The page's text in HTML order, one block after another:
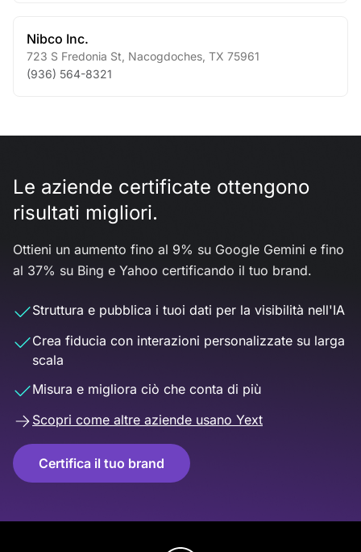
Nibco Inc.
723 S Fredonia St Nacogdoches TX 75961
(936) 564-8321
Le aziende certificate ottengono
risultati migliori.
Ottieni un aumento fino al 9% su Google Gemini e fino
al 37% su Bing e Yahoo certificando il tuo brand.
Struttura e pubblica i tuoi dati per la visibilità nell'IA
Crea fiducia con interazioni personalizzate su larga
scala
Misura e migliora ciò che conta di più
Scopri come altre aziende usano Yext
Certifica il tuo brand